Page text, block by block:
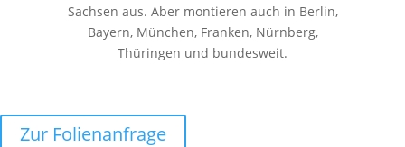
Sachsen aus. Aber montieren auch in Berlin,
Bayern, München, Franken, Nürnberg,
Thüringen und bundesweit.
Zur Folienanfrage